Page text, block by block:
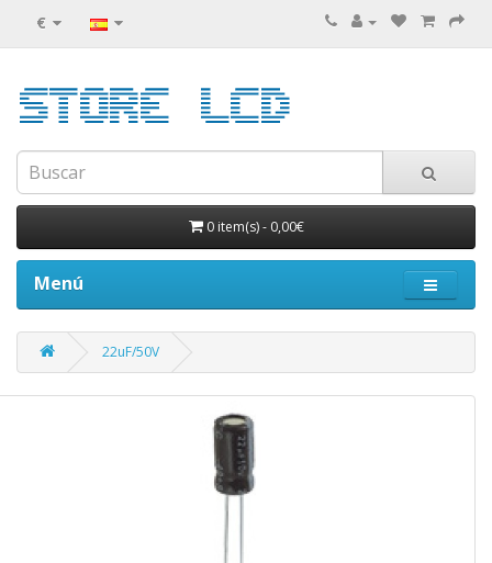
€
0 item(s)- 0,00€
Menú
22uF/50V